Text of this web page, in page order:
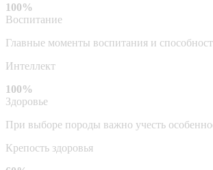
100%
Воспитание
Главные моменты воспитания и
Интеллект
100%
Здоровье
При выборе породы важно учесть
Крепость здоровья